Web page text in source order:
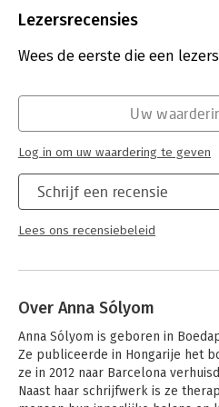
Uitgever:
Verschijningsdatum:
18-6-2019
Lezersrecensies
Wees de eerste die een
Schrijf een recensie
Lees ons recensiebeleid
Uw
Log in om uw waardering te geven
Over Anna Sólyom
Anna Sólyom is geboren in
Ze publiceerde in Hongarije het
ze in 2012 naar Barcelona
Naast haar schrijfwerk is ze